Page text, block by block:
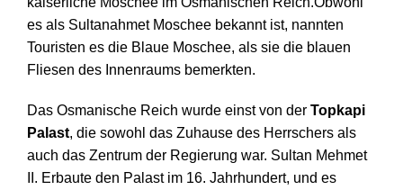
es als Sultanahmet Moschee bekannt ist, nannten
Touristen es die Blaue Moschee, als sie die blauen
Fliesen des Innenraums bemerkten.
Das Osmanische Reich wurde einst von der Topkapi
Palast, die sowohl das Zuhause des Herrschers als
auch das Zentrum der Regierung war. Sultan Mehmet
II. Erbaute den Palast im 16. Jahrhundert, und es